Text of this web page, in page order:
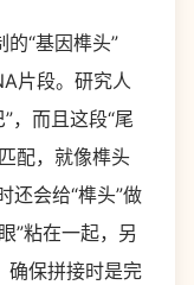
“基因榫头”
片段。研究人
，而且这段“尾
配，就像榫头
还会给“榫头”做
”粘在一起，另
确保拼接时是完